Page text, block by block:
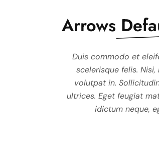
commodo et eleifend auctor nunc,
felis. Nisi, mauris, amet
in. Sollicitudin sagittis quis justo, in
Eget feugiat mattis gravida ultrices.
idictum neque, eget duis netus
Arrows
Duis commodo et
scelerisque felis.
volutpat in.
ultrices. Eget feugiat
idictum neque,